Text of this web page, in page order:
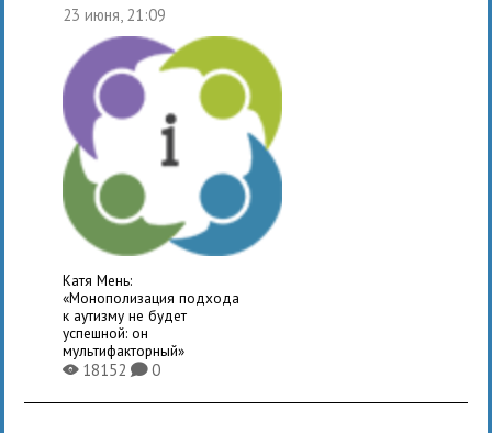
23 июня, 21:09
Катя Мень:
«Монополизация подхода
к аутизму не будет
успешной: он
мультифакторный»
X18152K0